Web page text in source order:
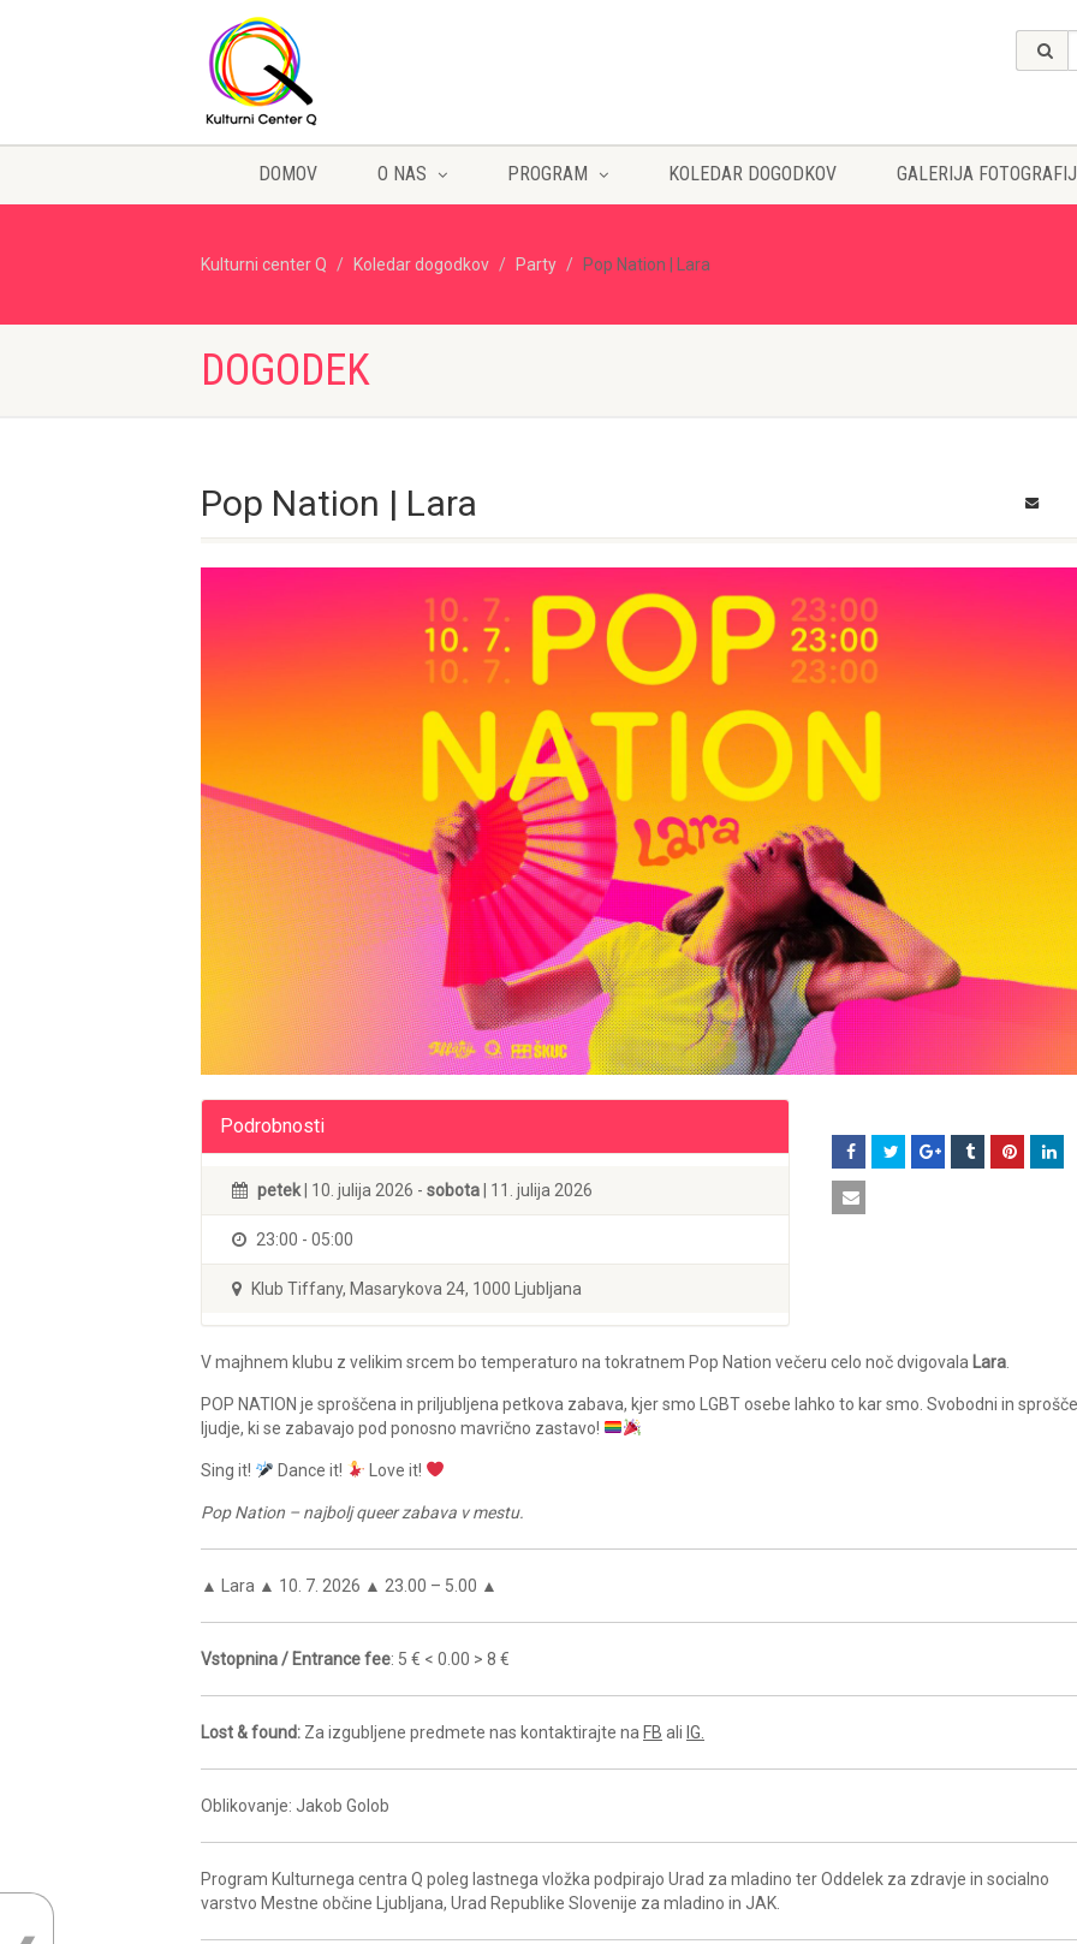
DOMOV O NAS PROGRAM KOLEDAR DOGODKOV GALERIJA FOTOGRAFIJ
Kulturni center Q Koledar dogodkov Party Pop Nation | Lara
DOGODEK
Pop Nation | Lara
Podrobnosti
petek | 10. julija 2026 - sobota | 11. julija 2026
23:00 - 05:00
Klub Tiffany, Masarykova 24, 1000 Ljubljana
V majhnem klubu z velikim srcem bo temperaturo na tokratnem Pop Nation večeru celo noč dvigovala Lara
POP NATION je sproščena in priljubljena petkova zabava, kjer smo LGBT osebe lahko to kar smo. Svobodni in
ljudje, ki se zabavajo pod ponosno mavrično zastavo!
Sing it! Dance it! Love it!
Pop Nation – najbolj queer zabava v mestu.
▲ Lara ▲ 10. 7. 2026 ▲ 23.00 – 5.00 ▲
Vstopnina / Entrance fee: 5 € < 0.00 > 8 €
Lost & found: Za izgubljene predmete nas kontaktirajte na FB ali IG.
Oblikovanje: Jakob Golob
Program Kulturnega centra Q poleg lastnega vložka podpirajo Urad za mladino ter Oddelek za zdravje in socialno
varstvo Mestne občine Ljubljana, Urad Republike Slovenije za mladino in JAK.